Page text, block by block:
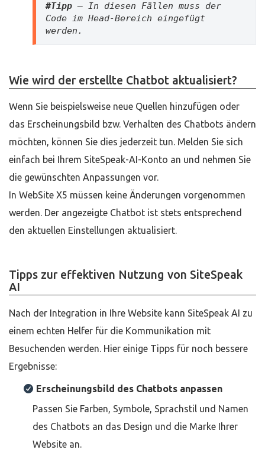
#Tipp – In diesen Fällen muss der
Code im Head-Bereich eingefügt
werden.
Wie wird der erstellte Chatbot aktualisiert?
Wenn Sie beispielsweise neue Quellen hinzufügen oder
das Erscheinungsbild bzw. Verhalten des Chatbots ändern
möchten, können Sie dies jederzeit tun. Melden Sie sich
einfach bei Ihrem SiteSpeak-AI-Konto an und nehmen Sie
die gewünschten Anpassungen vor.
In WebSite X5 müssen keine Änderungen vorgenommen
werden. Der angezeigte Chatbot ist stets entsprechend
den aktuellen Einstellungen aktualisiert.
Tipps zur effektiven Nutzung von SiteSpeak
AI
Nach der Integration in Ihre Website kann SiteSpeak AI zu
einem echten Helfer für die Kommunikation mit
Besuchenden werden. Hier einige Tipps für noch bessere
Ergebnisse:
Erscheinungsbild des Chatbots anpassen
Passen Sie Farben, Symbole, Sprachstil und Namen
des Chatbots an das Design und die Marke Ihrer
Website an.